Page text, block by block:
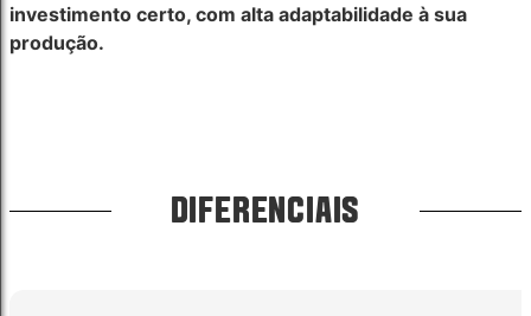
investimento certo, com alta adaptabilidade à sua
produção.
DIFERENCIAIS